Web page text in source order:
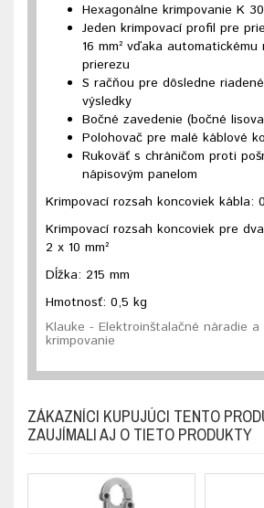
Hexagonálne krimpovanie K
Jeden krimpovací profil pre
16 mm² vďaka
prierezu
S račňou pre dôsledne
výsledky
Bočné zavedenie (bočné
Polohovač pre malé káblové
Rukoväť s chráničom proti
nápisovým panelom
Krimpovací rozsah koncoviek kábla:
Krimpovací rozsah koncoviek pre
2 x 10 mm²
Dĺžka: 215 mm
Hmotnosť: 0,5 kg
Klauke - Elektroinštalačné náradie
krimpovanie
ZÁKAZNÍCI KUPUJÚCI TENTO
ZAUJÍMALI AJ O TIETO PRODUKTY